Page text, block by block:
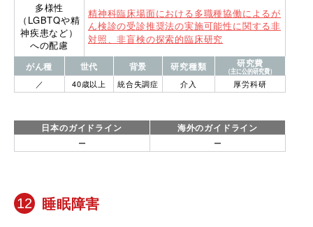
多様性
（LGBTQや精
神疾患など）
への配慮
精神科臨床場面における多職種協働によるが
ん検診の受診推奨法の実施可能性に関する非
対照、非盲検の探索的臨床研究
がん種 世代 背景 研究種類 研究費
（主に公的研究費）
／ 40歳以上 統合失調症 介入 厚労科研
日本のガイドライン 海外のガイドライン
ー ー
睡眠障害